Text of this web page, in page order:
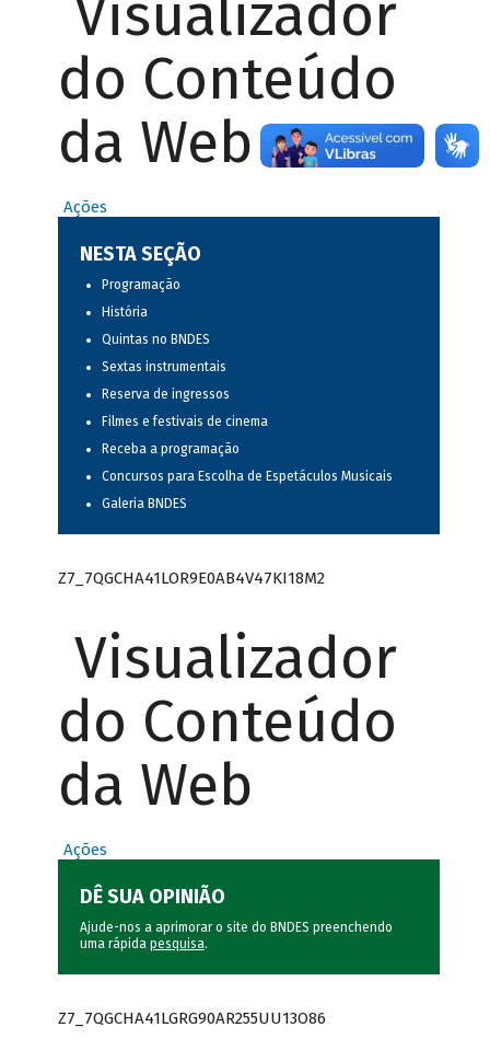
Visualizador
do Conteúdo
da Web
Ações
NESTA SEÇÃO
Programação
História
Quintas no BNDES
Sextas instrumentais
Reserva de ingressos
Filmes e festivais de cinema
Receba a programação
Concursos para Escolha de Espetáculos Musicais
Galeria BNDES
Z7_7QGCHA41LOR9E0AB4V47KI18M2
Visualizador
do Conteúdo
da Web
Ações
DÊ SUA OPINIÃO
Ajude-nos a aprimorar o site do BNDES preenchendo
uma rápida pesquisa.
Z7_7QGCHA41LGRG90AR255UU13O86